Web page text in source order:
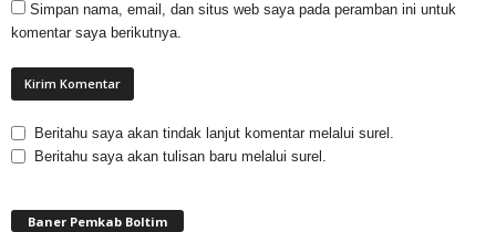
Simpan nama, email, dan situs web saya pada peramban ini untuk
komentar saya berikutnya.
Beritahu saya akan tindak lanjut komentar melalui surel.
Beritahu saya akan tulisan baru melalui surel.
Baner Pemkab Boltim